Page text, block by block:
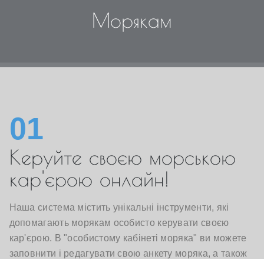
Морякам
01
Керуйте своєю морською
кар'єрою онлайн!
Наша система містить унікальні інструменти, які
допомагають морякам особисто керувати своєю
кар'єрою. В "особистому кабінеті моряка" ви можете
заповнити і редагувати свою анкету моряка, а також